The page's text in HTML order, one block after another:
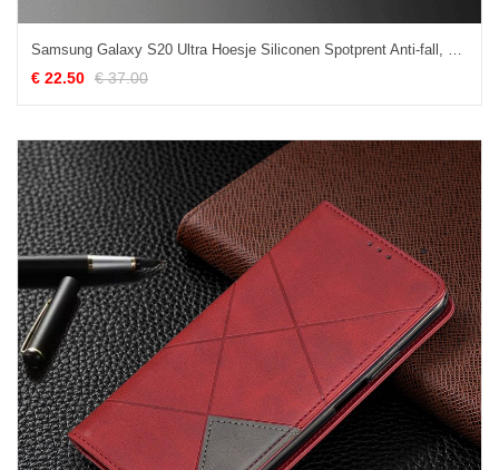
Samsung Galaxy S20 Ultra Hoesje Siliconen Spotprent Anti-fall, Samsung Galaxy S20 Ultra Hoesje Glas Pas
€ 22.50 € 37.00